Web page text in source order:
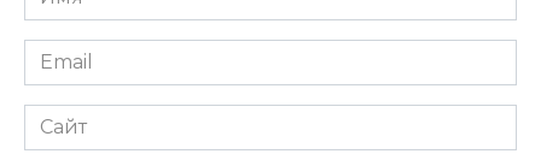
*
Email
*
Сайт